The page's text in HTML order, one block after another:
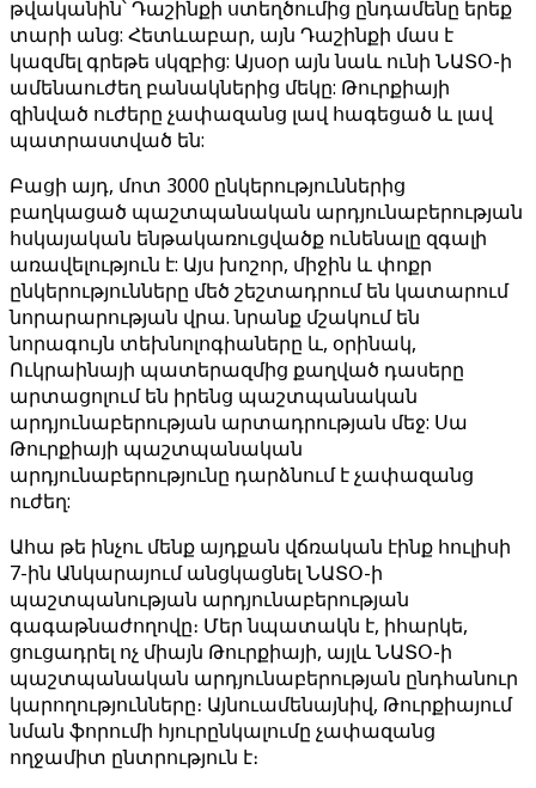
թվականին՝ Դաշինքի ստեղծումից ընդամենը երեք
տարի անց: Հետևաբար, այն Դաշինքի մաս է
կազմել գրեթե սկզբից: Այսօր այն նաև ունի ՆԱՏՕ-ի
ամենաուժեղ բանակներից մեկը: Թուրքիայի
զինված ուժերը չափազանց լավ հագեցած և լավ
պատրաստված են:
Բացի այդ, մոտ 3000 ընկերություններից
բաղկացած պաշտպանական արդյունաբերության
հսկայական ենթակառուցվածք ունենալը զգալի
առավելություն է: Այս խոշոր, միջին և փոքր
ընկերությունները մեծ շեշտադրում են կատարում
նորարարության վրա. նրանք մշակում են
նորագույն տեխնոլոգիաները և, օրինակ,
Ուկրաինայի պատերազմից քաղված դասերը
արտացոլում են իրենց պաշտպանական
արդյունաբերության արտադրության մեջ: Սա
Թուրքիայի պաշտպանական
արդյունաբերությունը դարձնում է չափազանց
ուժեղ:
Ահա թե ինչու մենք այդքան վճռական էինք հուլիսի
7-ին Անկարայում անցկացնել ՆԱՏՕ-ի
պաշտպանության արդյունաբերության
գագաթնաժողովը։ Մեր նպատակն է, իհարկե,
ցուցադրել ոչ միայն Թուրքիայի, այլև ՆԱՏՕ-ի
պաշտպանական արդյունաբերության ընդհանուր
կարողությունները։ Այնուամենայնիվ, Թուրքիայում
նման ֆորումի հյուրընկալումը չափազանց
ողջամիտ ընտրություն է։